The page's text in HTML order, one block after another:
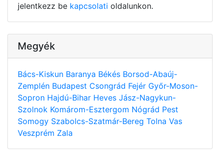
jelentkezz be kapcsolati oldalunkon.
Megyék
Bács-Kiskun Baranya Békés Borsod-Abaúj-
Zemplén Budapest Csongrád Fejér Győr-Moson-
Sopron Hajdú-Bihar Heves Jász-Nagykun-
Szolnok Komárom-Esztergom Nógrád Pest
Somogy Szabolcs-Szatmár-Bereg Tolna Vas
Veszprém Zala